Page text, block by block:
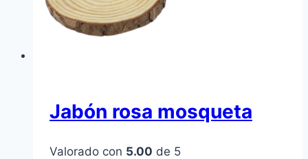
Jabón rosa mosqueta
Valorado con 5.00 de 5